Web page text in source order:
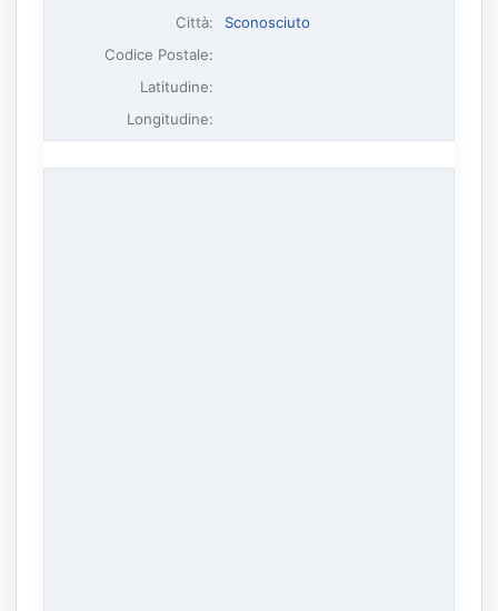
Città:
Sconosciuto
Codice Postale:
Latitudine:
Longitudine: